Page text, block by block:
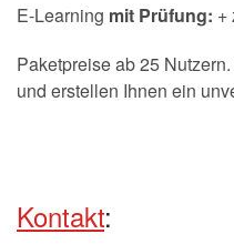
E-Learning mit Prüfung: +
Paketpreise ab 25
und erstellen Ihnen ein
Kontakt: